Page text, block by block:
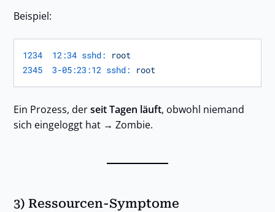
Beispiel:
1234  12:34 sshd:
root
2345  3-05:23:12 sshd:
root
Ein Prozess, derseit Tagen läuft, obwohl niemand
sich eingeloggt hat → Zombie.
3) Ressourcen-Symptome